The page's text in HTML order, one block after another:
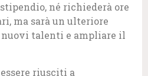
né richiederà ore
ma sarà un ulteriore
talenti e ampliare il
riusciti a